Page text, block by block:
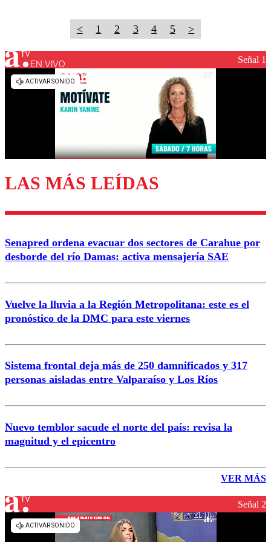
< 1 2 3 4 5 >
EN VIVO Señal 1
LAS MÁS LEÍDAS
Senapred ordena evacuar dos sectores de Carahue por
desborde del río Damas: activa mensajería SAE
Vuelve la lluvia a la Región Metropolitana: este es el
pronóstico de la DMC para este viernes
Sistema frontal deja más de 250 damnificados y 317
personas aisladas entre Valparaíso y Los Ríos
Nuevo temblor sacude el norte del país: revisa la
magnitud y el epicentro
VER MÁS
Señal 2